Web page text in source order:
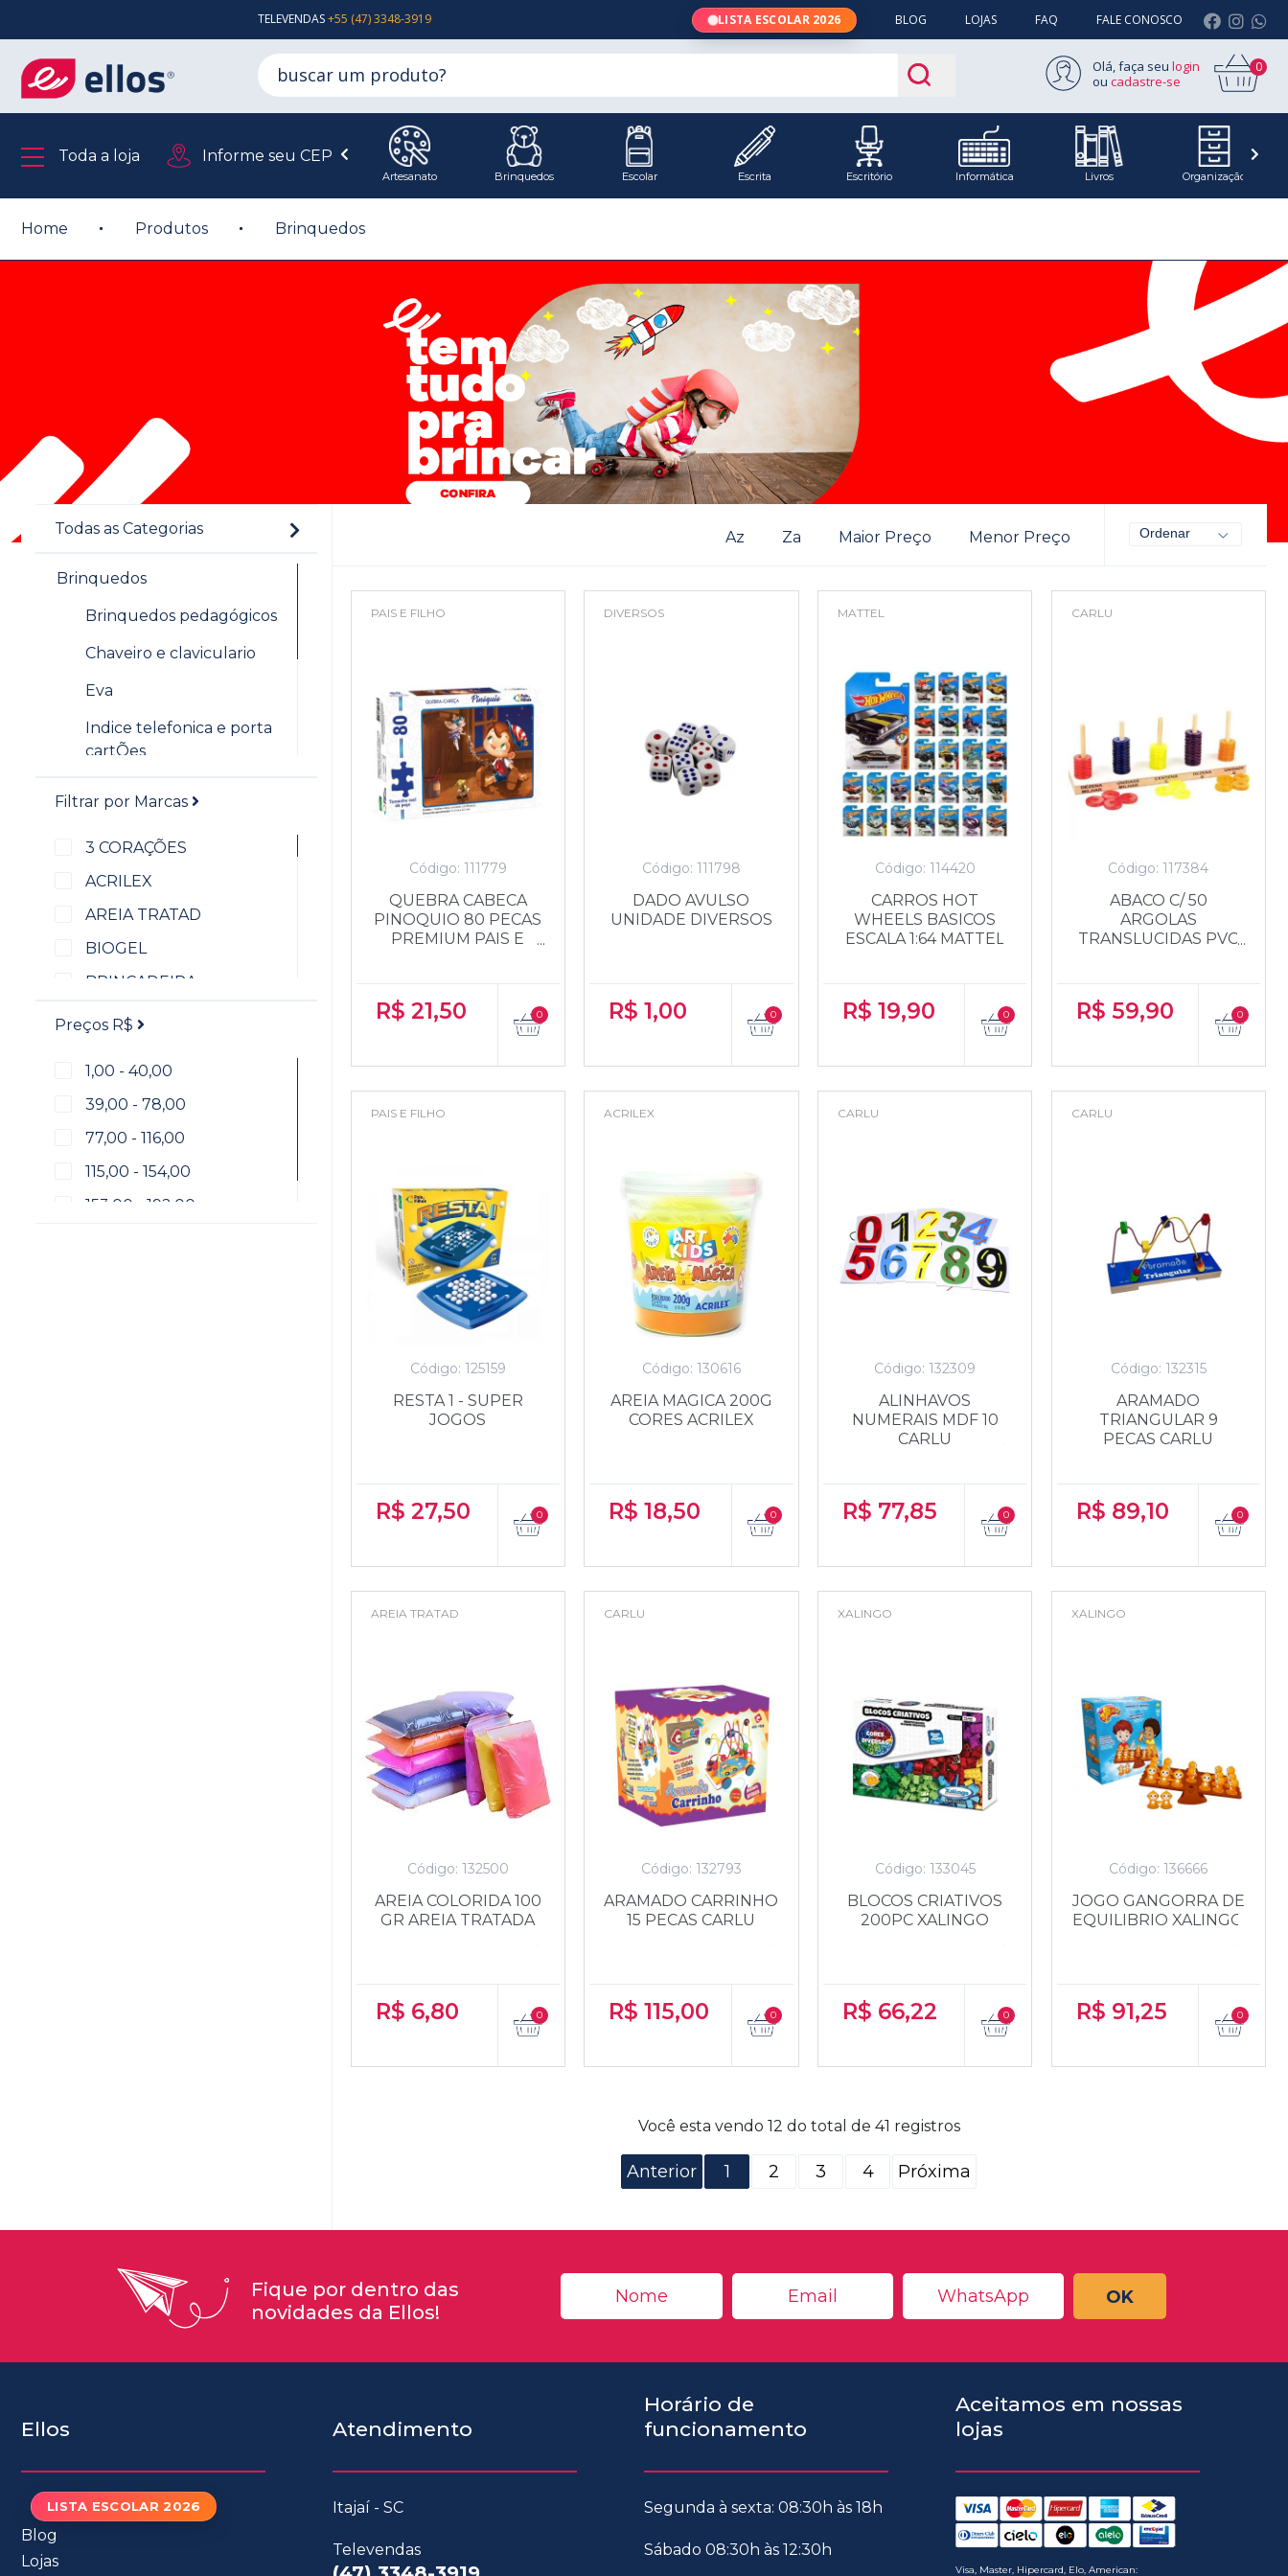
TELEVENDAS+55 (47) 3348-3919 LISTA ESCOLAR 2026 BLOG LOJAS FAQ FALE CONOSCO
Olá, faça seu login
ou cadastre-se
0
Toda a loja Informe seu CEP
Artesanato Brinquedos Escolar Escrita Escritório Informática Livros Organização
Home Produtos Brinquedos
Todas as Categorias
Brinquedos
Brinquedos pedagógicos
Chaveiro e claviculario
Eva
Indice telefonica e porta
cartÕes
contact)
Slime
Filtrar por Marcas
3 CORAÇÕES
ACRILEX
AREIA TRATAD
BIOGEL
BRINCADEIRA
BRW
COLUNA
CONTACT
COPAG
DAC
Preços R$
1,00 - 40,00
39,00 - 78,00
77,00 - 116,00
115,00 - 154,00
153,00 - 192,00
Az Za Maior Preço Menor Preço Ordenar
PAIS E FILHO
Código: 111779
QUEBRA CABECA
PINOQUIO 80 PECAS
PREMIUM PAIS E
R$ 21,50
DIVERSOS
Código: 111798
DADO AVULSO
UNIDADE DIVERSOS
R$ 1,00
MATTEL
Código: 114420
CARROS HOT
WHEELS BASICOS
ESCALA 1:64 MATTEL
R$ 19,90
CARLU
Código: 117384
ABACO C/ 50
ARGOLAS
TRANSLUCIDAS PVC
R$ 59,90
PAIS E FILHO
Código: 125159
RESTA 1 - SUPER
JOGOS
R$ 27,50
ACRILEX
Código: 130616
AREIA MAGICA 200G
CORES ACRILEX
R$ 18,50
CARLU
Código: 132309
ALINHAVOS
NUMERAIS MDF 10
CARLU
R$ 77,85
CARLU
Código: 132315
ARAMADO
TRIANGULAR 9
PECAS CARLU
R$ 89,10
AREIA TRATAD
Código: 132500
AREIA COLORIDA 100
GR AREIA TRATADA
R$ 6,80
CARLU
Código: 132793
ARAMADO CARRINHO
15 PECAS CARLU
R$ 115,00
XALINGO
Código: 133045
BLOCOS CRIATIVOS
200PC XALINGO
R$ 66,22
XALINGO
Código: 136666
JOGO GANGORRA DE
EQUILIBRIO XALINGO
R$ 91,25
Você esta vendo 12 do total de 41 registros
Anterior 1 2 3 4 Próxima
Fique por dentro das
novidades da Ellos!
OK
Ellos
LISTA ESCOLAR 2026
Blog
Lojas
Atendimento
Itajaí - SC
Televendas
Horário de
funcionamento
Segunda à sexta: 08:30h às 18h
Sábado 08:30h às 12:30h
Aceitamos em nossas
lojas
Visa, Master, Hipercard, Elo, American: